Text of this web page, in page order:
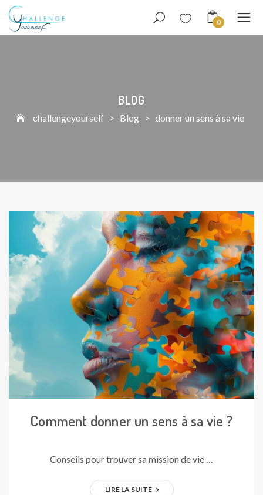
0
BLOG
challengeyourself > Blog > donner un sens à sa vie
Comment donner un sens à sa vie ?
Conseils pour trouver sa mission de vie …
LIRE LA SUITE